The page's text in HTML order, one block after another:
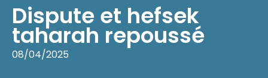
Dispute et hefsek
taharah repoussé
08/04/2025